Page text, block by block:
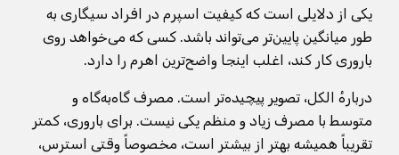
یکی از دلایلی است که کیفیت اسپرم در افراد سیگاری به
طور میانگین پایین‌تر می‌تواند باشد. کسی که می‌خواهد روی
باروری کار کند، اغلب اینجا واضح‌ترین اهرم را دارد.
دربارهٔ الکل، تصویر پیچیده‌تر است. مصرف گاه‌به‌گاه و
متوسط با مصرف زیاد و منظم یکی نیست. برای باروری، کمتر
تقریباً همیشه بهتر از بیشتر است، مخصوصاً وقتی استرس،